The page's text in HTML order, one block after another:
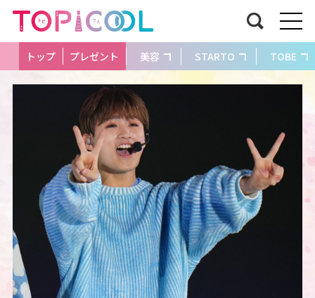
トップ プレゼント 美容 STARTO TOBE